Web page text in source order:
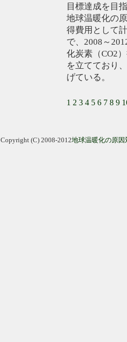
目標達成を目
地球温暖化の
得費用として
で、2008～
化炭素（CO2
を立てており
げている。
1 2 3 4 5 6 7 8 9
Copyright (C) 2008-2012地球温暖化の原